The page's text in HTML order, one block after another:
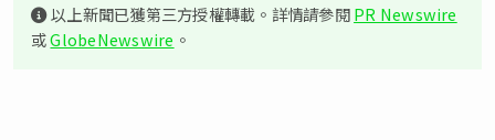
以上新聞已獲第三方授權轉載。詳情請參閱PR Newswire
或GlobeNewswire 。